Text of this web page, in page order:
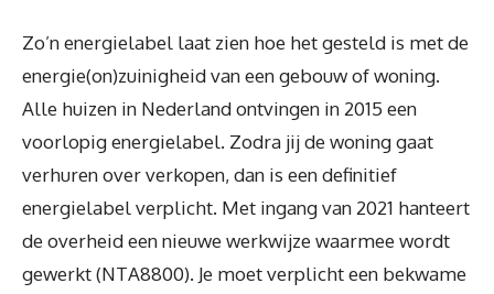
Zo’n energielabel laat zien hoe het gesteld is met de
energie(on)zuinigheid van een gebouw of woning.
Alle huizen in Nederland ontvingen in 2015 een
voorlopig energielabel. Zodra jij de woning gaat
verhuren over verkopen, dan is een definitief
energielabel verplicht. Met ingang van 2021 hanteert
de overheid een nieuwe werkwijze waarmee wordt
gewerkt (NTA8800). Je moet verplicht een bekwame